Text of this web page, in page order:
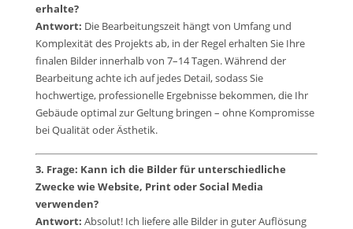
erhalte?
Antwort: Die Bearbeitungszeit hängt von Umfang und
Komplexität des Projekts ab, in der Regel erhalten Sie Ihre
finalen Bilder innerhalb von 7–14 Tagen. Während der
Bearbeitung achte ich auf jedes Detail, sodass Sie
hochwertige, professionelle Ergebnisse bekommen, die Ihr
Gebäude optimal zur Geltung bringen – ohne Kompromisse
bei Qualität oder Ästhetik.
3. Frage: Kann ich die Bilder für unterschiedliche
Zwecke wie Website, Print oder Social Media
verwenden?
Antwort: Absolut! Ich liefere alle Bilder in guter Auflösung